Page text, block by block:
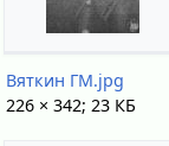
Вяткин ГМ.jpg
226 × 342; 23 КБ